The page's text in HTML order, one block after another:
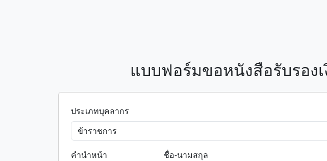
แบบฟอร์มขอหนังสือรับรอง
ประเภทบุคลากร
คำนำหน้า ชื่อ-นามสกุล